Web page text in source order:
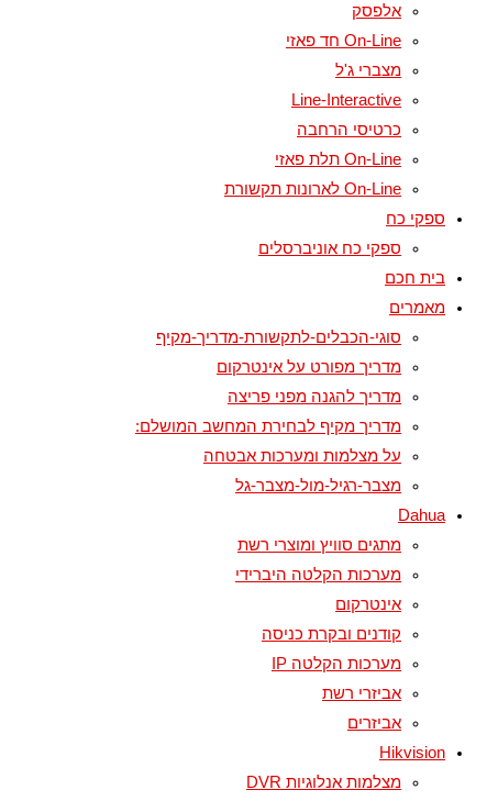
אלפסק
On-Line חד פאזי
מצברי ג'ל
Line-Interactive
כרטיסי הרחבה
On-Line תלת פאזי
On-Line לארונות תקשורת
ספקי כח
ספקי כח אוניברסלים
בית חכם
מאמרים
סוגי-הכבלים-לתקשורת-מדריך-מקיף
מדריך מפורט על אינטרקום
מדריך להגנה מפני פריצה
מדריך מקיף לבחירת המחשב המושלם:
על מצלמות ומערכות אבטחה
מצבר-רגיל-מול-מצבר-גל
Dahua
מתגים סוויץ ומוצרי רשת
מערכות הקלטה היברידי
אינטרקום
קודנים ובקרת כניסה
מערכות הקלטה IP
אביזרי רשת
אביזרים
Hikvision
מצלמות אנלוגיות DVR